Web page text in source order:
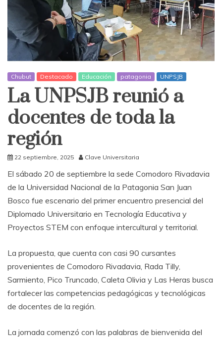
Chubut Destacado Educación patagonia UNPSJB
La UNPSJB reunió a
docentes de toda la
región
22 septiembre, 2025 Clave Universitaria
El sábado 20 de septiembre la sede Comodoro Rivadavia
de la Universidad Nacional de la Patagonia San Juan
Bosco fue escenario del primer encuentro presencial del
Diplomado Universitario en Tecnología Educativa y
Proyectos STEM con enfoque intercultural y territorial.
La propuesta, que cuenta con casi 90 cursantes
provenientes de Comodoro Rivadavia, Rada Tilly,
Sarmiento, Pico Truncado, Caleta Olivia y Las Heras busca
fortalecer las competencias pedagógicas y tecnológicas
de docentes de la región.
La jornada comenzó con las palabras de bienvenida del